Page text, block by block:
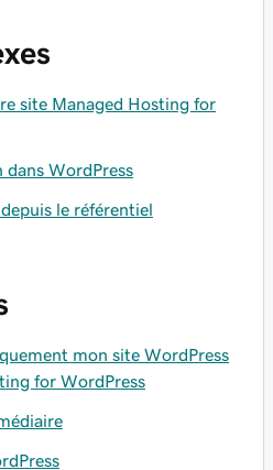
site Managed Hosting for
WordPress
le référentiel
mon site WordPress
for WordPress